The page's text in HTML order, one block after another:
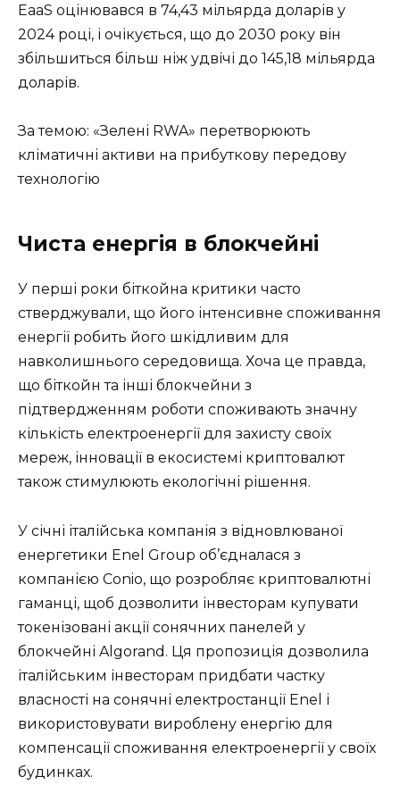
EaaS оцінювався в 74,43 мільярда доларів у
2024 році, і очікується, що до 2030 року він
збільшиться більш ніж удвічі до 145,18 мільярда
доларів.
За темою: «Зелені RWA» перетворюють
кліматичні активи на прибуткову передову
технологію
Чиста енергія в блокчейні
У перші роки біткойна критики часто
стверджували, що його інтенсивне споживання
енергії робить його шкідливим для
навколишнього середовища. Хоча це правда,
що біткойн та інші блокчейни з
підтвердженням роботи споживають значну
кількість електроенергії для захисту своїх
мереж, інновації в екосистемі криптовалют
також стимулюють екологічні рішення.
У січні італійська компанія з відновлюваної
енергетики Enel Group об’єдналася з
компанією Conio, що розробляє криптовалютні
гаманці, щоб дозволити інвесторам купувати
токенізовані акції сонячних панелей у
блокчейні Algorand. Ця пропозиція дозволила
італійським інвесторам придбати частку
власності на сонячні електростанції Enel і
використовувати вироблену енергію для
компенсації споживання електроенергії у своїх
будинках.